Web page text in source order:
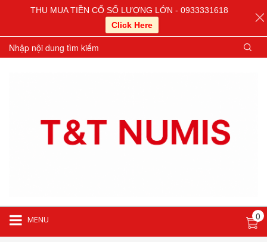
MENU 0
THU MUA TIỀN CỔ SỐ LƯỢNG LỚN - 0933331618
Click Here